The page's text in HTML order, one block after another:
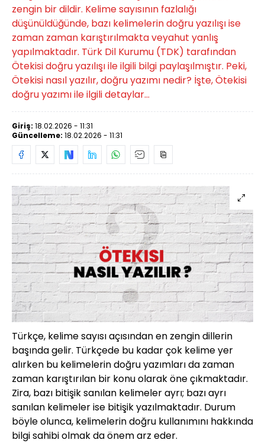
zengin bir dildir. Kelime sayısının fazlalığı
düşünüldüğünde, bazı kelimelerin doğru yazılışı ise
zaman zaman karıştırılmakta veyahut yanlış
yapılmaktadır. Türk Dil Kurumu (TDK) tarafından
Ötekisi doğru yazılışı ile ilgili bilgi paylaşılmıştır. Peki,
Ötekisi nasıl yazılır, doğru yazımı nedir? İşte, Ötekisi
doğru yazımı ile ilgili detaylar...
Giriş: 18.02.2026 - 11:31
Güncelleme: 18.02.2026 - 11:31
Türkçe, kelime sayısı açısından en zengin dillerin
başında gelir. Türkçede bu kadar çok kelime yer
alırken bu kelimelerin doğru yazımları da zaman
zaman karıştırılan bir konu olarak öne çıkmaktadır.
Zira, bazı bitişik sanılan kelimeler ayrı; bazı ayrı
sanılan kelimeler ise bitişik yazılmaktadır. Durum
böyle olunca, kelimelerin doğru kullanımını hakkında
bilgi sahibi olmak da önem arz eder.